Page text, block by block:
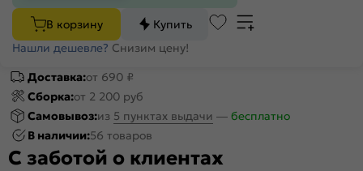
В корзину
Купить
Нашли дешевле? Снизим цену!
Доставка:от 690 ₽
Сборка:от 2 200 руб
Самовывоз:из 5 пунктах выдачи — бесплатно
В наличии:56 товаров
С заботой о клиентах